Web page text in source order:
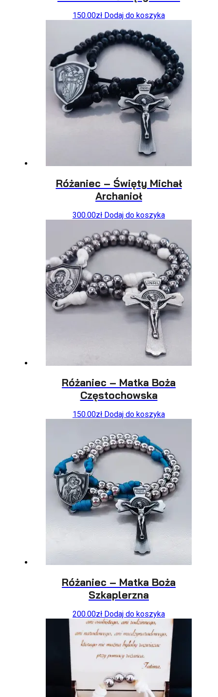
150.00zł Dodaj do koszyka
Różaniec – Święty Michał
Archanioł
300.00zł Dodaj do koszyka
Różaniec – Matka Boża
Częstochowska
150.00zł Dodaj do koszyka
Różaniec – Matka Boża
Szkaplerzna
200.00zł Dodaj do koszyka